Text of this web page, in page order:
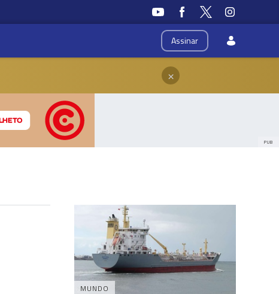
Assinar
×
PUB
MUNDO